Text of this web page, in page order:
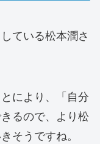
ている松本潤さ
により、「自分
るので、より松
そうですね。